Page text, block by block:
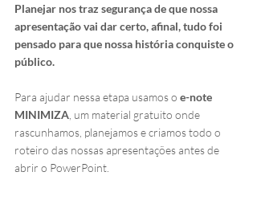
Planejar nos traz segurança de que nossa
apresentação vai dar certo, afinal, tudo foi
pensado para que nossa história conquiste o
público.
Para ajudar nessa etapa usamos o e-note
MINIMIZA , um material gratuito onde
rascunhamos, planejamos e criamos todo o
roteiro das nossas apresentações antes de
abrir o PowerPoint.